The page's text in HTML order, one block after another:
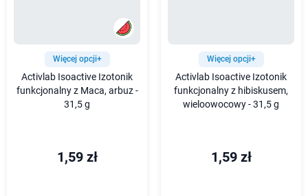
Więcej opcji+
Activlab Isoactive Izotonik
funkcjonalny z Maca, arbuz -
31,5 g
1,59 zł
Więcej opcji+
Activlab Isoactive Izotonik
funkcjonalny z hibiskusem,
wieloowocowy - 31,5 g
1,59 zł